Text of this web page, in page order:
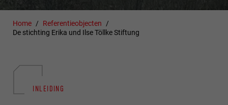
Home
Referentieobjecten
De stichting Erika und Ilse Töllke Stiftung
INLEIDING